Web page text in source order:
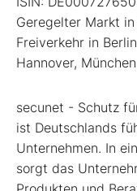
Geregelter Markt
Freiverkehr in
Hannover,
secunet - Schutz
ist Deutschlands
Unternehmen. In
sorgt das